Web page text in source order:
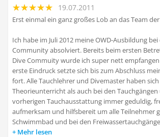
19.07.2011
Erst einmal ein ganz großes Lob an das Team
Ich habe im Juli 2012 meine OWD-Ausbildung
Community absolviert. Bereits beim ersten
Dive Commuity wurde ich super nett
erste Eindruck setzte sich bis zum Abschluss
fort. Alle Tauchlehrer und Divemaster haben
Theorieunterricht als auch bei den
vorherigen Tauchausstattung immer geduldig,
aufmerksam und hilfsbereit um alle Teilnehmer
Schwimmbad und bei den
Mehr lesen